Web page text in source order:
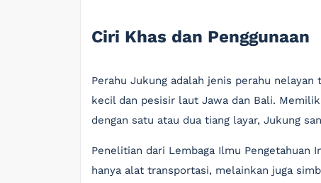
Ciri Khas dan Penggunaan
Perahu Jukung adalah jenis perahu
kecil dan pesisir laut Jawa dan Bali.
dengan satu atau dua tiang layar, Jukung
Penelitian dari Lembaga Ilmu Pengetahuan
hanya alat transportasi, melainkan juga